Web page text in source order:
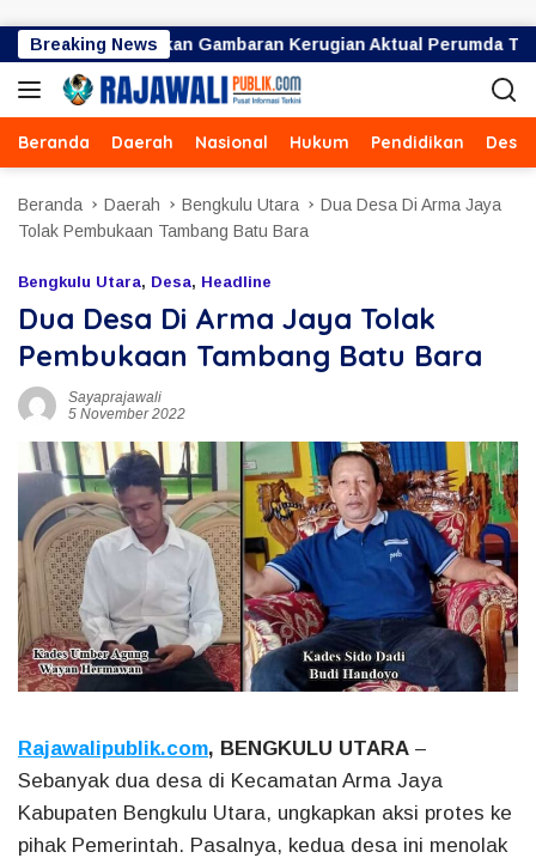
Breaking News
Miliar Bukan Gambaran Kerugian Aktual Perumda TRS
Beranda Daerah Nasional Hukum Pendidikan Desa
Beranda Daerah Bengkulu Utara
Dua Desa Di Arma Jaya
Tolak Pembukaan Tambang Batu Bara
Bengkulu Utara, Desa, Headline
Dua Desa Di Arma Jaya Tolak
Pembukaan Tambang Batu Bara
Sayaprajawali
5 November 2022
Rajawalipublik.com, BENGKULU UTARA –
Sebanyak dua desa di Kecamatan Arma Jaya
Kabupaten Bengkulu Utara, ungkapkan aksi protes ke
pihak Pemerintah. Pasalnya, kedua desa ini menolak